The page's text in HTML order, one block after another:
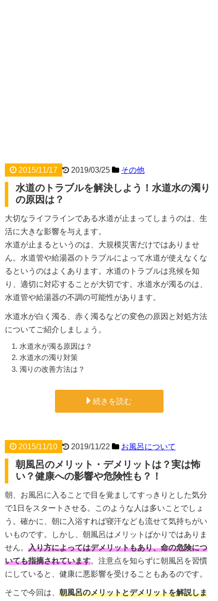
2015/11/17 2019/03/25 その他
水道のトラブルを解決しよう！水道水の濁り
の原因は？
大切なライフラインである水道が止まってしまうのは、生
活に大きな影響を与えます。
水道が止まるというのは、大規模災害だけではありませ
ん。水道管や給湯器のトラブルによって水道が使えなくな
るというのはよくあります。水道のトラブルは兆候を知
り、適切に対応することが大切です。水道水が濁るのは、
水道管や給湯器の不調の可能性があります。
水道水が白く濁る、赤く濁るなどの変色の原因と対処方法
についてご紹介しましょう。
水道水が濁る原因は？
水道水の濁り対策
濁りの改善方法は？
続きを読む
2015/11/10 2019/11/22 お風呂について
朝風呂のメリット・デメリットは？実は怖
い？健康への影響や危険性も？！
朝、お風呂に入ることで目を覚ましてすっきりとした気分
で1日をスタートさせる。このような人は多いことでしょ
う。確かに、朝に入浴すれば寝汗なども流せて気持ちがい
いものです。しかし、朝風呂はメリットばかりではありま
せん。 入り方によってはデメリットもあり、命の危険につ
いても指摘されています。注意点を知らずに朝風呂を習慣
にしていると、健康に悪影響を受けることもあるのです。
そこで今回は、 朝風呂のメリットとデメリットを解説しま